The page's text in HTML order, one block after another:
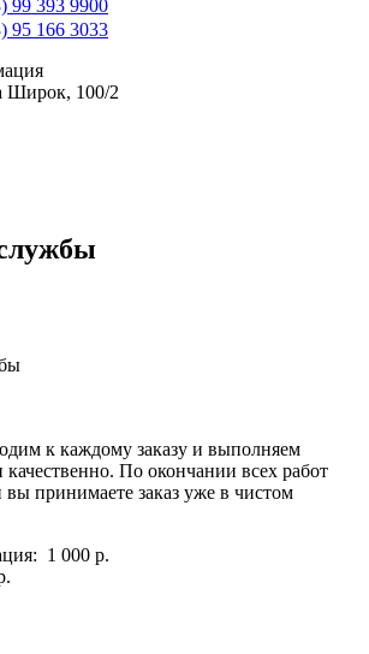
99 393 9900
95 166 3033
Широк, 100/2
к каждому заказу и выполняем
качественно. По окончании всех работ
принимаете заказ уже в чистом
1 000 р.